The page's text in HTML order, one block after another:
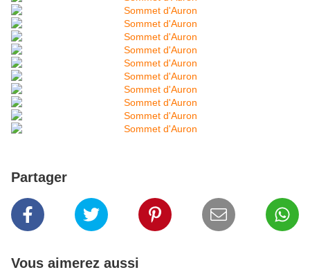
Partager
Vous aimerez aussi